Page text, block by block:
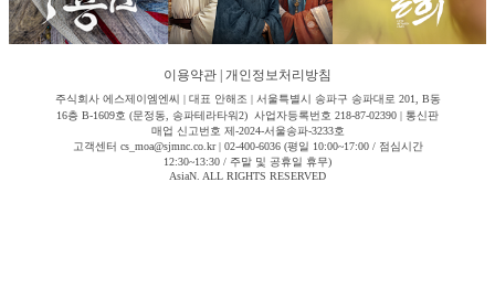
이용약관 개인정보처리방침
주식회사 에스제이엠엔씨 | 대표 안해조 | 서울특별시 송파구 송파대로 201, B동
16층 B-1609호 (문정동, 송파테라타워2) 사업자등록번호 218-87-02390 | 통신판
매업 신고번호 제-2024-서울송파-3233호
고객센터 cs_moa@sjmnc.co.kr | 02-400-6036 (평일 10:00~17:00 / 점심시간
12:30~13:30 / 주말 및 공휴일 휴무)
AsiaN. ALL RIGHTS RESERVED